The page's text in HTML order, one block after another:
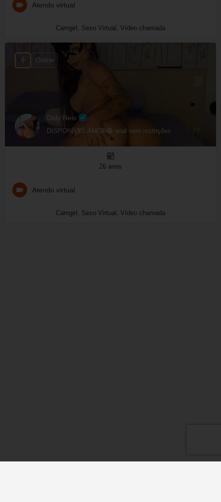
Atendo virtual
Camgirl, Sexo Virtual, Vídeo chamada
Didy Reis
DISPONÍVEL AMOR🟢 anal sem restrições
Online
26 anos
Atendo virtual
Camgirl, Sexo Virtual, Vídeo chamada